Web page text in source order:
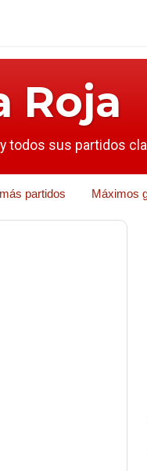
Roja
todos sus partidos
partidos Máximos